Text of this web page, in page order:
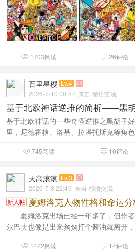
 1703阅读  26评论
百里星樱 Lv.4 
2026-7-10 00:57 来自 感悟交流
基于北欧神话逆推的简析——黑
基于北欧神话的一些奇怪逆推之黑胡子
里，尼德霍格、洛基、拉塔托斯克等角
 745阅读  10评论
天高滚滚 Lv.3 
2026-7-8 22:49 来自 感悟交流
新人帖 夏姆洛克人物性格和命运分
夏姆洛克出场已经一年多了，但作者
尔巴夫也像是出来匆匆打个酱油就离开
 1422阅读  14评论